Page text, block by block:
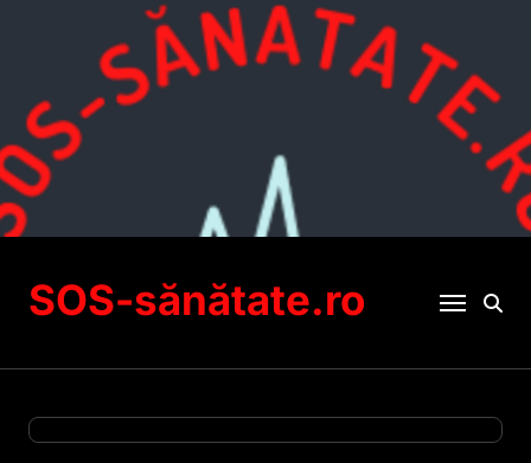
SOS-sănătate.ro